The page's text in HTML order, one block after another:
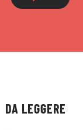
DA LEGGERE